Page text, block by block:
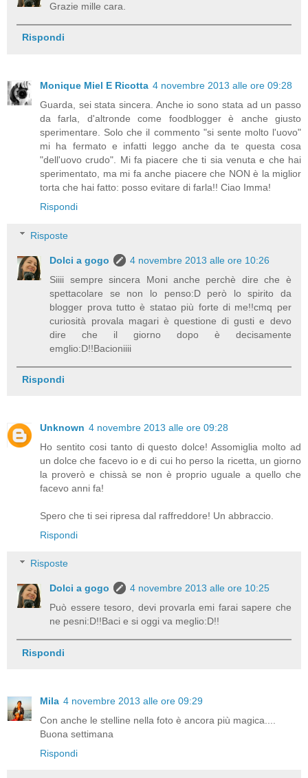
Grazie mille cara.
Rispondi
Monique Miel E Ricotta 4 novembre 2013 alle ore 09:28
Guarda, sei stata sincera. Anche io sono stata ad un passo
da farla, d'altronde come foodblogger è anche giusto
sperimentare. Solo che il commento "si sente molto l'uovo"
mi ha fermato e infatti leggo anche da te questa cosa
"dell'uovo crudo". Mi fa piacere che ti sia venuta e che hai
sperimentato, ma mi fa anche piacere che NON è la miglior
torta che hai fatto: posso evitare di farla!! Ciao Imma!
Rispondi
Risposte
Dolci a gogo
4 novembre 2013 alle ore 10:26
Siiii sempre sincera Moni anche perchè dire che è
spettacolare se non lo penso:D però lo spirito da
blogger prova tutto è statao più forte di me!!cmq per
curiosità provala magari è questione di gusti e devo
dire che il giorno dopo è decisamente
emglio:D!!Bacioniiii
Rispondi
Unknown 4 novembre 2013 alle ore 09:28
Ho sentito cosi tanto di questo dolce! Assomiglia molto ad
un dolce che facevo io e di cui ho perso la ricetta, un giorno
la proverò e chissà se non è proprio uguale a quello che
facevo anni fa!
Spero che ti sei ripresa dal raffreddore! Un abbraccio.
Rispondi
Risposte
Dolci a gogo
4 novembre 2013 alle ore 10:25
Può essere tesoro, devi provarla emi farai sapere che
ne pesni:D!!Baci e si oggi va meglio:D!!
Rispondi
Mila 4 novembre 2013 alle ore 09:29
Con anche le stelline nella foto è ancora più magica....
Buona settimana
Rispondi